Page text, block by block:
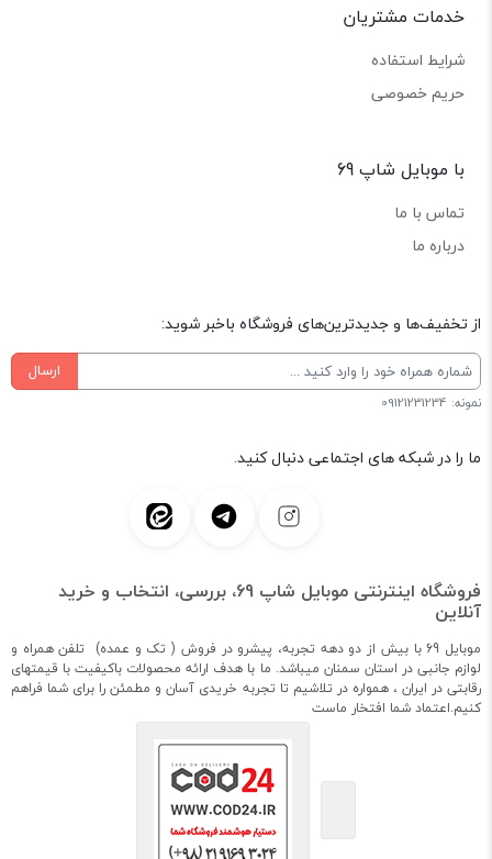
خدمات مشتریان
شرایط استفاده
حریم خصوصی
با موبایل شاپ 69
تماس با ما
درباره ما
از تخفیف‌ها و جدیدترین‌های فروشگاه باخبر شوید:
ارسال
نمونه: 09121231234
ما را در شبکه های اجتماعی دنبال کنید.
فروشگاه اینترنتی موبایل شاپ 69، بررسی، انتخاب و خرید
آنلاین
موبایل 69 با بیش از دو دهه تجربه، پیشرو در فروش ( تک و عمده) تلفن همراه و
لوازم جانبی در استان سمنان میباشد. ما با هدف ارائه محصولات باکیفیت با قیمتهای
رقابتی در ایران ، همواره در تلاشیم تا تجربه خریدی آسان و مطمئن را برای شما فراهم
کنیم.اعتماد شما افتخار ماست